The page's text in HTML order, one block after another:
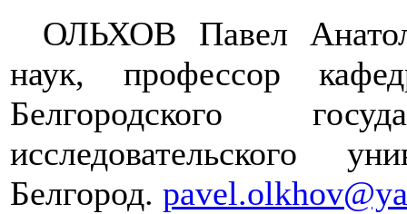
ОЛЬХОВ Павел
наук, профессор
Белгородского
исследовательского
Белгород.